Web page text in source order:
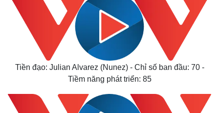
Tiền đạo: Julian Alvarez (Nunez) - Chỉ số ban đầu: 70 -
Tiềm năng phát triển: 85